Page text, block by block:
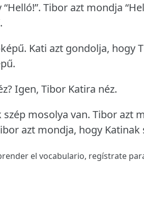
Tibor azt mondja
Kati azt gondolja, hogy
Igen, Tibor Katira néz.
mosolya van. Tibor azt
azt mondja, hogy Katinak
el vocabulario, regístrate